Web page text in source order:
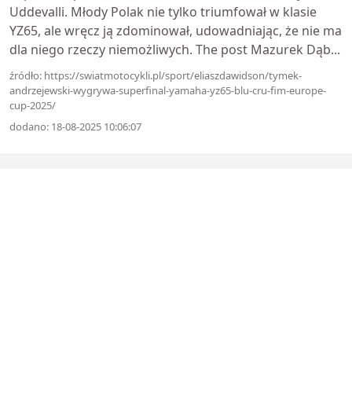
Uddevalli. Młody Polak nie tylko triumfował w klasie
YZ65, ale wręcz ją zdominował, udowadniając, że nie ma
dla niego rzeczy niemożliwych. The post Mazurek Dąb...
źródło: https://swiatmotocykli.pl/sport/eliaszdawidson/tymek-
andrzejewski-wygrywa-superfinal-yamaha-yz65-blu-cru-fim-europe-
cup-2025/
dodano: 18-08-2025 10:06:07